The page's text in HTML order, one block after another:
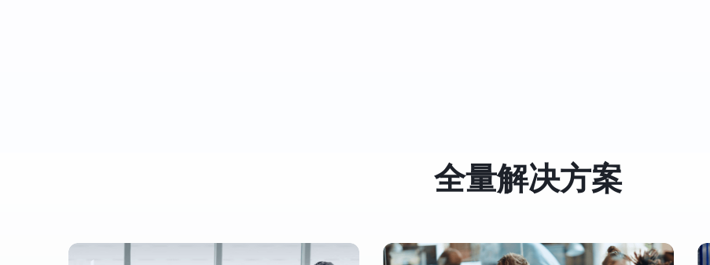
全量解决方案